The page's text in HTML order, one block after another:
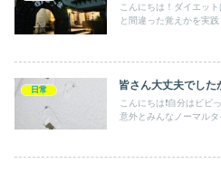
こんにちは！ダイエッ
と間違った覚えかを実
日常 皆さん大丈夫でした
こんにちは❗️自分はビビ
意外とみんなノーマルタ